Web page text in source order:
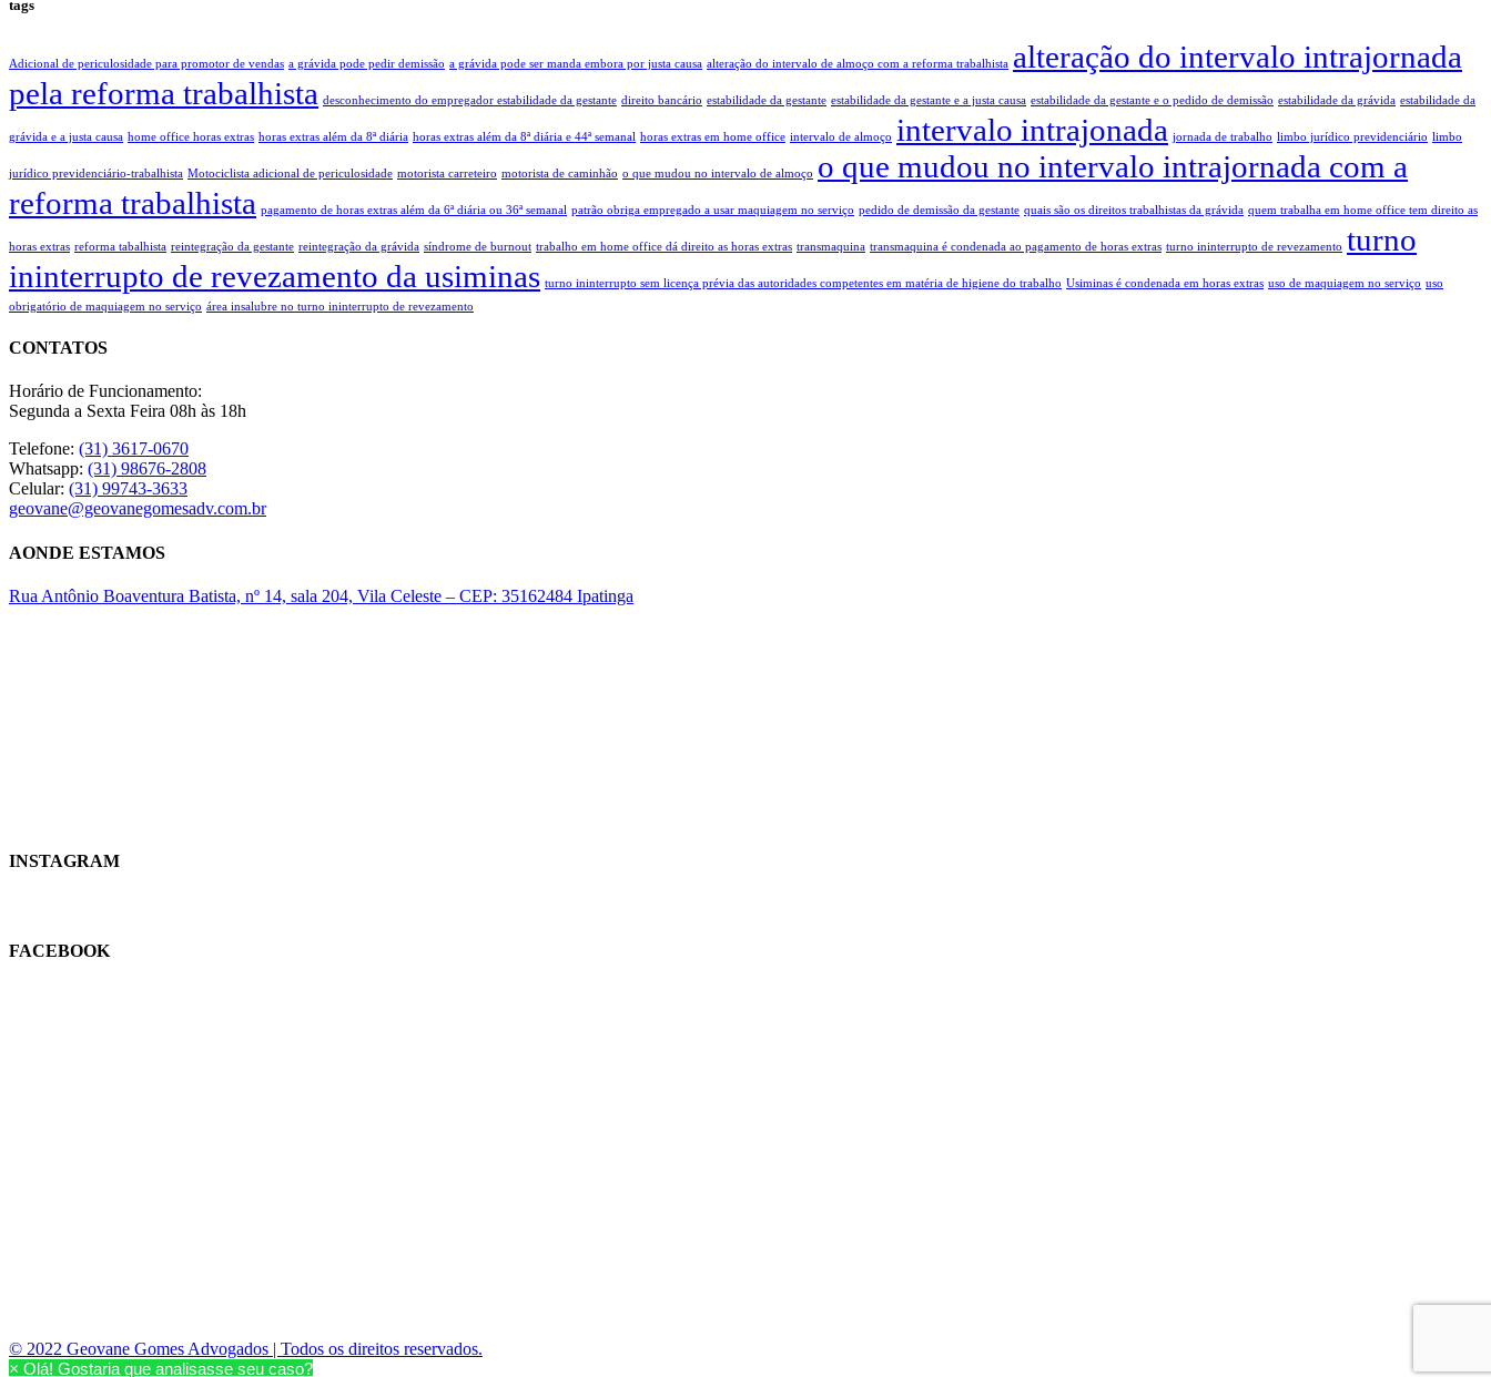
tags
Adicional de periculosidade para promotor de vendas a grávida pode pedir demissão a grávida pode ser manda embora por justa causa alteração do intervalo de almoço com a reforma trabalhista alteração do intervalo intrajornada
pela reforma trabalhista desconhecimento do empregador estabilidade da gestante direito bancário estabilidade da gestante estabilidade da gestante e a justa causa estabilidade da gestante e o pedido de demissão estabilidade da grávida estabilidade da
grávida e a justa causa home office horas extras horas extras além da 8ª diária horas extras além da 8ª diária e 44ª semanal horas extras em home office intervalo de almoço intervalo intrajonada jornada de trabalho limbo jurídico previdenciário limbo
jurídico previdenciário-trabalhista Motociclista adicional de periculosidade motorista carreteiro motorista de caminhão o que mudou no intervalo de almoço o que mudou no intervalo intrajornada com a
reforma trabalhista pagamento de horas extras além da 6ª diária ou 36ª semanal patrão obriga empregado a usar maquiagem no serviço pedido de demissão da gestante quais são os direitos trabalhistas da grávida quem trabalha em home office tem direito as
horas extras reforma tabalhista reintegração da gestante reintegração da grávida síndrome de burnout trabalho em home office dá direito as horas extras transmaquina transmaquina é condenada ao pagamento de horas extras turno ininterrupto de revezamento turno
ininterrupto de revezamento da usiminas turno ininterrupto sem licença prévia das autoridades competentes em matéria de higiene do trabalho Usiminas é condenada em horas extras uso de maquiagem no serviço uso
obrigatório de maquiagem no serviço área insalubre no turno ininterrupto de revezamento
CONTATOS
Horário de Funcionamento:
Segunda a Sexta Feira 08h às 18h
Telefone: (31) 3617-0670
Whatsapp: (31) 98676-2808
Celular: (31) 99743-3633
geovane@geovanegomesadv.com.br
AONDE ESTAMOS
Rua Antônio Boaventura Batista, nº 14, sala 204, Vila Celeste – CEP: 35162484 Ipatinga
INSTAGRAM
FACEBOOK
© 2022 Geovane Gomes Advogados | Todos os direitos reservados.
× Olá! Gostaria que analisasse seu caso?